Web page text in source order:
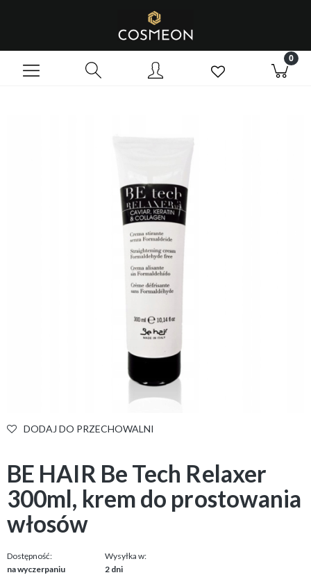
DODAJ DO PRZECHOWALNI
BE HAIR Be Tech Relaxer
300ml, krem do prostowania
włosów
Dostępność:
na wyczerpaniu
Wysyłka w:
2 dni